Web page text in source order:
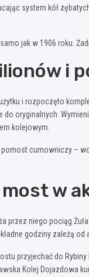
system kół
jak w 1906 roku.
i
i rozpoczęto
oryginalnych.
kolejowym.
cumowniczy –
w
przez niego pociąg
godziny zależą
przyjechać do
Kolej Dojazdowa